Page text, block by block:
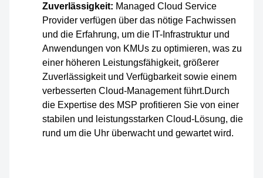
Zuverlässigkeit: Managed Cloud Service
Provider verfügen über das nötige Fachwissen
und die Erfahrung, um die IT-Infrastruktur und
Anwendungen von KMUs zu optimieren, was zu
einer höheren Leistungsfähigkeit, größerer
Zuverlässigkeit und Verfügbarkeit sowie einem
verbesserten Cloud-Management führt.Durch
die Expertise des MSP profitieren Sie von einer
stabilen und leistungsstarken Cloud-Lösung, die
rund um die Uhr überwacht und gewartet wird.